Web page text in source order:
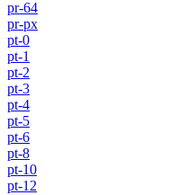
pr-64
pr-px
pt-0
pt-1
pt-2
pt-3
pt-4
pt-5
pt-6
pt-8
pt-10
pt-12